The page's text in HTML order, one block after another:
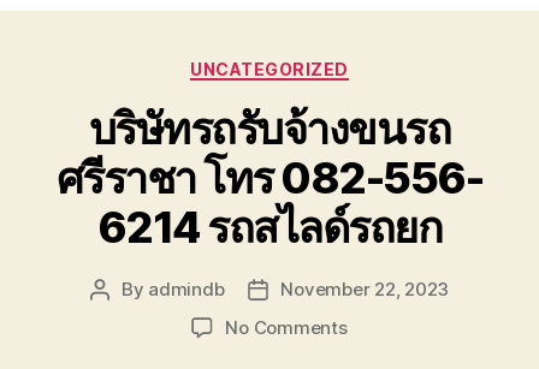
ให้
Categories
UNCATEGORIZED
บริษัทรถรับจ้างขนรถ
ศรีราชา โทร 082-556-
6214 รถสไลด์รถยก
Post
By admindb
Post
date
November 22, 2023
No Commentson